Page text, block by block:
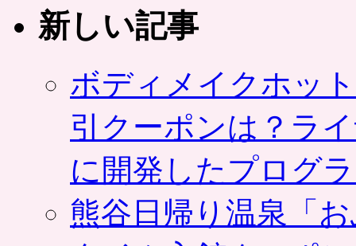
新しい記事
ボディメイクホッ
引クーポンは？ラ
に開発したプログ
熊谷日帰り温泉「